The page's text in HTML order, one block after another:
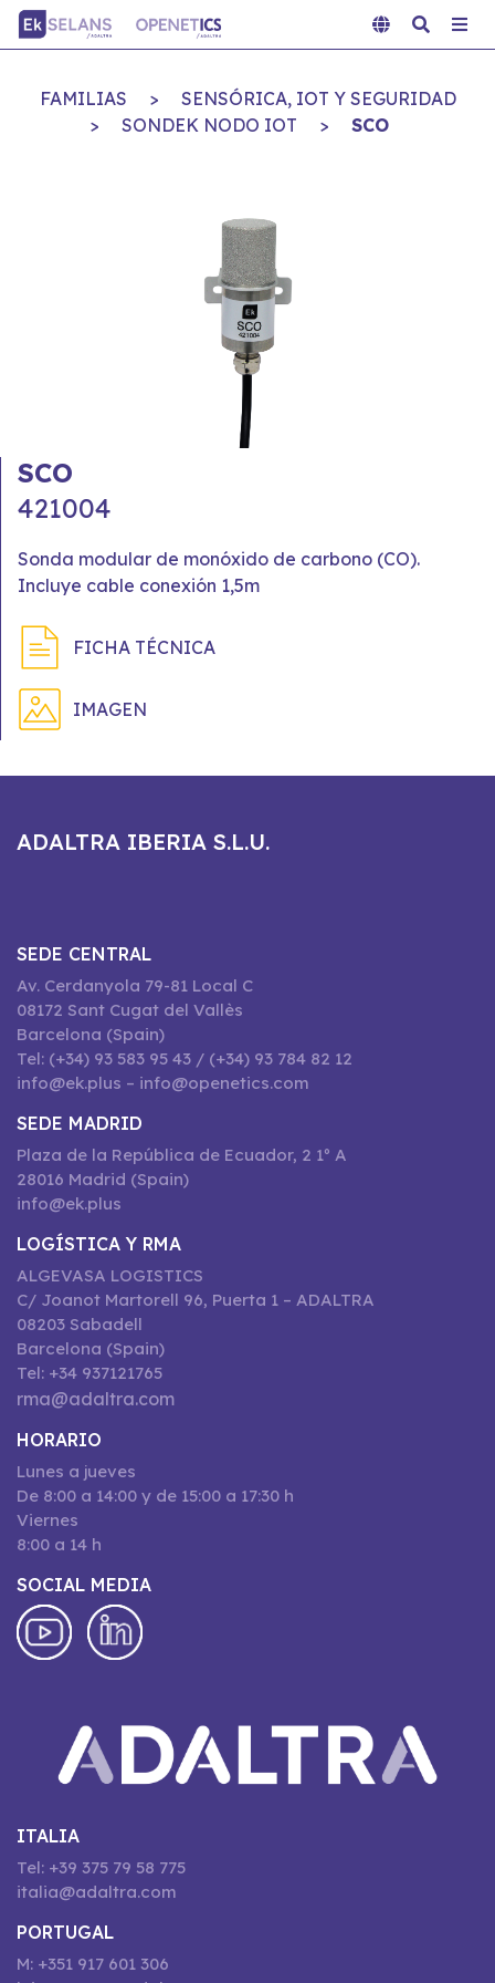
FAMILIAS >
SENSÓRICA, IOT Y SEGURIDAD
>
SONDEK NODO IOT > SCO
SCO
421004
Sonda modular de monóxido de carbono (CO).
Incluye cable conexión 1,5m
FICHA TÉCNICA
IMAGEN
ADALTRA IBERIA S.L.U.
SEDE CENTRAL
Av. Cerdanyola 79-81 Local C
08172 Sant Cugat del Vallès
Barcelona (Spain)
Tel: (+34) 93 583 95 43 / (+34) 93 784 82 12
info@ek.plus – info@openetics.com
SEDE MADRID
Plaza de la República de Ecuador, 2 1º A
28016 Madrid (Spain)
info@ek.plus
LOGÍSTICA Y RMA
ALGEVASA LOGISTICS
C/ Joanot Martorell 96, Puerta 1 – ADALTRA
08203 Sabadell
Barcelona (Spain)
Tel: +34 937121765
rma@adaltra.com
HORARIO
Lunes a jueves
De 8:00 a 14:00 y de 15:00 a 17:30 h
Viernes
8:00 a 14 h
SOCIAL MEDIA
ITALIA
Tel: +39 375 79 58 775
italia@adaltra.com
PORTUGAL
M: +351 917 601 306